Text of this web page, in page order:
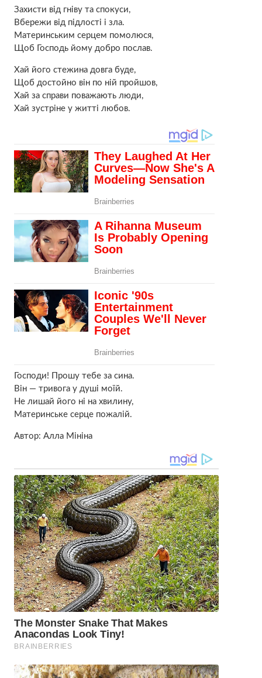
Захисти від гніву та спокуси,
Вбережи від підлості і зла.
Материнським серцем помолюся,
Щоб Господь йому добро послав.
Хай його стежина довга буде,
Щоб достойно він по ній пройшов,
Хай за справи поважають люди,
Хай зустріне у житті любов.
Господи! Прошу тебе за сина.
Він — тривога у душі моїй.
Не лишай його ні на хвилину,
Материнське серце пожалій.
Автор: Алла Мініна